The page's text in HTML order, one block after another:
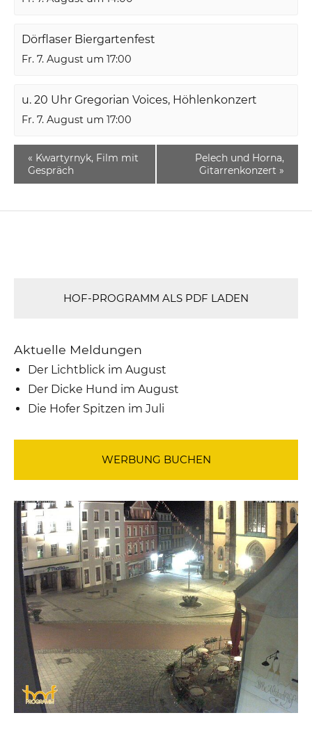
Dörflaser Biergartenfest
Fr. 7. August um 17:00
u. 20 Uhr Gregorian Voices, Höhlenkonzert
Fr. 7. August um 17:00
« Kwartyrnyk, Film mit
Gespräch
Pelech und Horna,
Gitarrenkonzert »
HOF-PROGRAMM ALS PDF LADEN
Aktuelle Meldungen
Der Lichtblick im August
Der Dicke Hund im August
Die Hofer Spitzen im Juli
WERBUNG BUCHEN